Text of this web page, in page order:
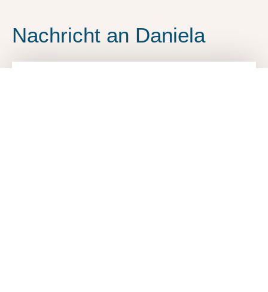
Nachricht an Daniela